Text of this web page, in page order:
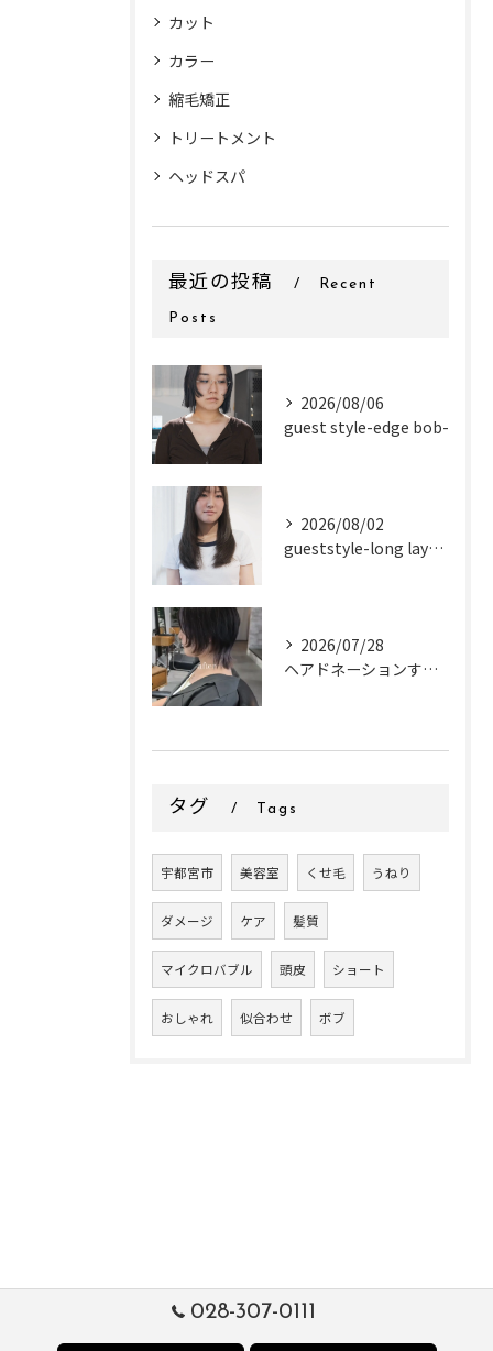
カット
カラー
縮毛矯正
トリートメント
ヘッドスパ
最近の投稿 Recent
Posts
2026/08/06
guest style-edge bob-
2026/08/02
gueststyle-long layer-
2026/07/28
ヘアドネーションするお客様✂
タグ Tags
宇都宮市 美容室 くせ毛 うねり
ダメージ ケア 髪質
マイクロバブル 頭皮 ショート
おしゃれ 似合わせ ボブ
028-307-0111